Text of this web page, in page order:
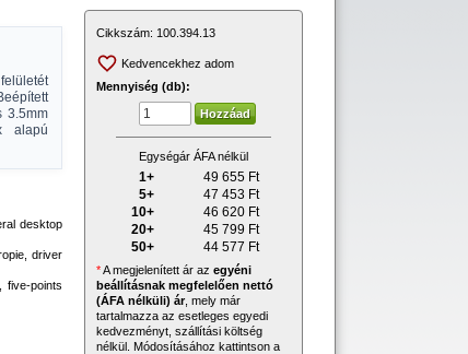
3.5mm
alapú
desktop
driver
five-points
Cikkszám: 100.394.13
Kedvencekhez adom
Mennyiség (db):
Egységár ÁFA nélkül
1+ 49 655 Ft
5+
47 453 Ft
10+
46 620 Ft
20+
45 799 Ft
50+
44 577 Ft
*A megjelenített ár az egyéni
beállításnak megfelelően nettó
(ÁFA nélküli) ár, mely már
tartalmazza az esetleges egyedi
kedvezményt, szállítási költség
nélkül. Módosításához kattintson a